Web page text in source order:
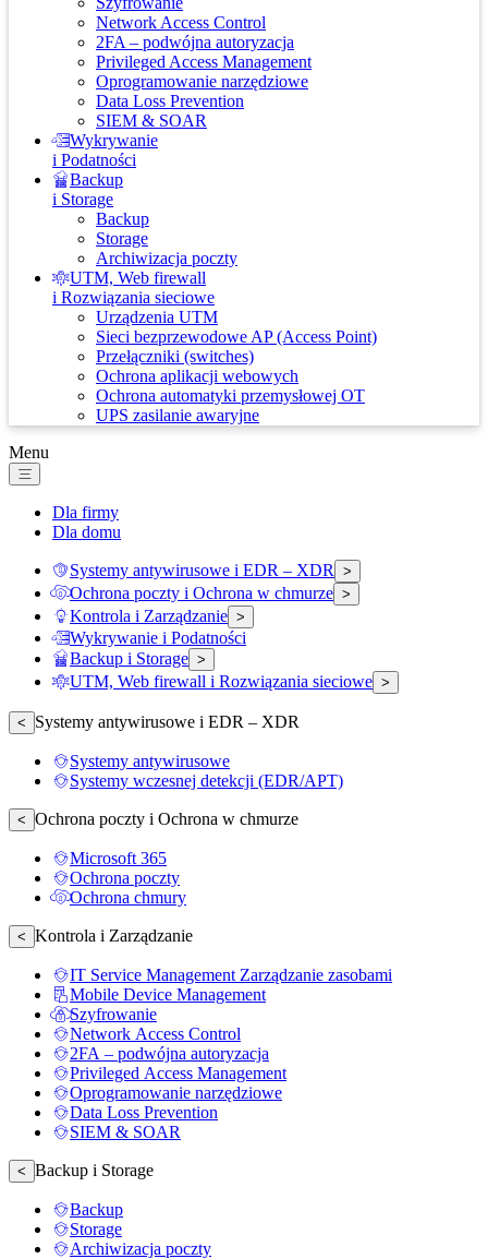
Network Access Control
2FA – podwójna autoryzacja
Privileged Access Management
Oprogramowanie narzędziowe
Data Loss Prevention
SIEM & SOAR
Wykrywanie
i Podatności
Backup
i Storage
Backup
Storage
Archiwizacja poczty
UTM, Web firewall
i Rozwiązania sieciowe
Urządzenia UTM
Sieci bezprzewodowe AP (Access Point)
Przełączniki (switches)
Ochrona aplikacji webowych
Ochrona automatyki przemysłowej OT
UPS zasilanie awaryjne
Menu
Dla firmy
Dla domu
Systemy antywirusowe i EDR – XDR >
Ochrona poczty i Ochrona w chmurze >
Kontrola i Zarządzanie >
Wykrywanie i Podatności
Backup i Storage >
UTM, Web firewall i Rozwiązania sieciowe >
< Systemy antywirusowe i EDR – XDR
Systemy antywirusowe
Systemy wczesnej detekcji (EDR/APT)
< Ochrona poczty i Ochrona w chmurze
Microsoft 365
Ochrona poczty
Ochrona chmury
< Kontrola i Zarządzanie
IT Service Management Zarządzanie zasobami
Mobile Device Management
Szyfrowanie
Network Access Control
2FA – podwójna autoryzacja
Privileged Access Management
Oprogramowanie narzędziowe
Data Loss Prevention
SIEM & SOAR
< Backup i Storage
Backup
Storage
Archiwizacja poczty